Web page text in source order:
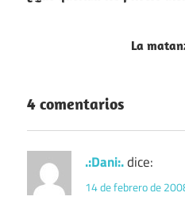
de
La
4 comentarios
.:Dani:.dice:
14 de febrero de